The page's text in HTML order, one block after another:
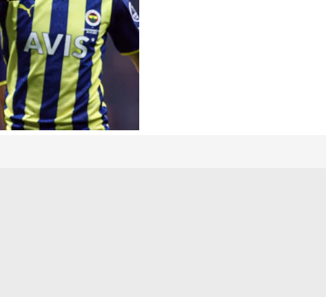
edebilirsiniz.
hazırlanmış Aydınlatma Metnimizi okumak ve sitemizde ilgili
için lütfentıklayınız.